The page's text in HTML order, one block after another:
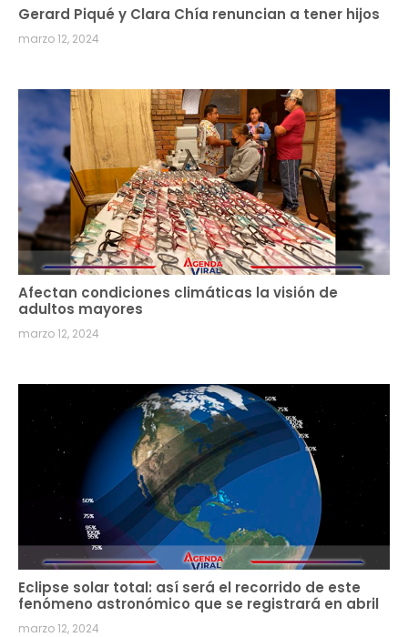
Gerard Piqué y Clara Chía renuncian a tener hijos
marzo 12, 2024
Afectan condiciones climáticas la visión de
adultos mayores
marzo 12, 2024
Eclipse solar total: así será el recorrido de este
fenómeno astronómico que se registrará en abril
marzo 12, 2024